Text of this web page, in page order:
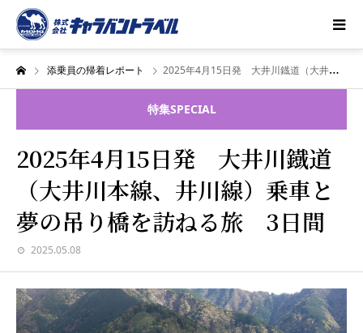
添乗員の帰着レポート 2025年4月15日発 大井川鐡道（大井川本線、井川線）乗車と夢の吊り橋を訪ねる旅 3日間
特集SPECIAL
2025年4月15日発 大井川鐡道
（大井川本線、井川線）乗車と
夢の吊り橋を訪ねる旅 3日間
2025.05.08